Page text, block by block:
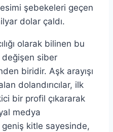
şebekeleri geçen
dolar çaldı.
olarak bilinen bu
siber
biridir. Aşk arayışı
dolandırıcılar, ilk
bir profil çıkararak
medya
geniş kitle sayesinde,